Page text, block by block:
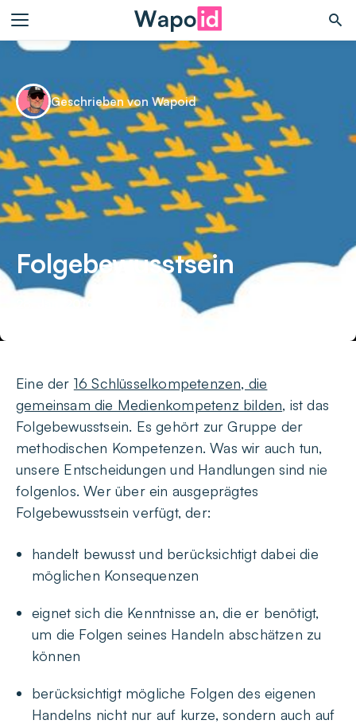
Geschrieben von Wapoid
Folgebewusstsein
Eine der 16 Schlüsselkompetenzen, die
gemeinsam die Medienkompetenz bilden, ist das
Folgebewusstsein. Es gehört zur Gruppe der
methodischen Kompetenzen. Was wir auch tun,
unsere Entscheidungen und Handlungen sind nie
folgenlos. Wer über ein ausgeprägtes
Folgebewusstsein verfügt, der:
handelt bewusst und berücksichtigt dabei die
möglichen Konsequenzen
eignet sich die Kenntnisse an, die er benötigt,
um die Folgen seines Handeln abschätzen zu
können
berücksichtigt mögliche Folgen des eigenen
Handelns nicht nur auf kurze, sondern auch auf